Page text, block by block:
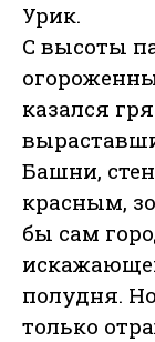
Урик.
С высоты
казался
Башни,
красным,
бы сам
полудня.
только